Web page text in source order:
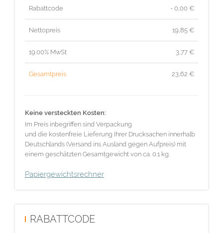
Rabattcode - 0,00 €
Nettopreis 19,85 €
19.00% MwSt 3,77 €
Gesamtpreis 23,62 €
Keine versteckten Kosten:
Im Preis inbegriffen sind Verpackung
und die kostenfreie Lieferung Ihrer Drucksachen innerhalb
Deutschlands (Versand ins Ausland gegen Aufpreis) mit
einem geschätzten Gesamtgewicht von ca. 0.1 kg.
Papiergewichtsrechner
RABATTCODE